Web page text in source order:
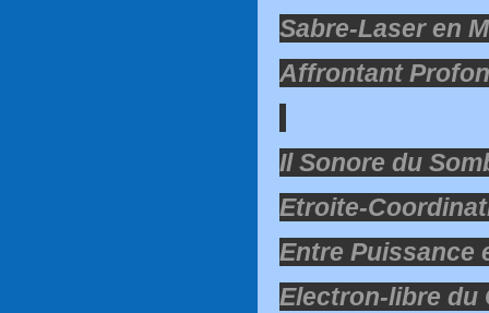
Sabre-Laser en
Affrontant
Il Sonore du
Etroite-
Entre Puissance
Electron-libre du